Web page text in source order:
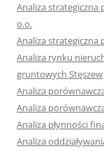
Analiza strategiczna
o.o.
Analiza
Analiza rynku
gruntowych Stęszew
Analiza
Analiza
Analiza płynności
Analiza